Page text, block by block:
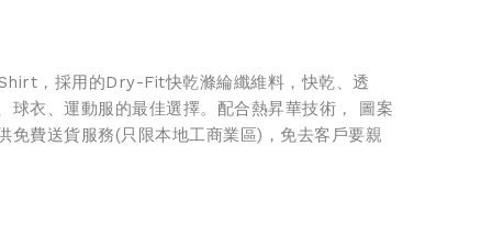
，採用的Dry-Fit快乾滌綸纖維料，快乾、透
球衣、運動服的最佳選擇。配合熱昇華技術， 圖案
免費送貨服務(只限本地工商業區)，免去客戶要親